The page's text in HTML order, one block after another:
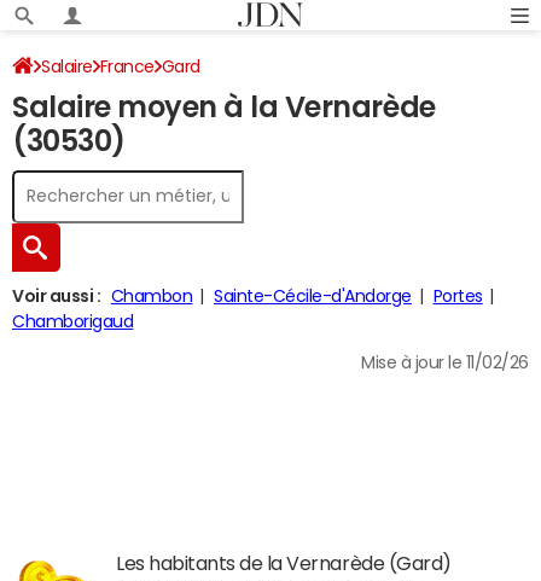
Salaire France Gard
Salaire moyen à la Vernarède
(30530)
Voir aussi : Chambon Sainte-Cécile-d'Andorge
Portes
Chamborigaud
Mise à jour le 11/02/26
Les habitants de la Vernarède (Gard)